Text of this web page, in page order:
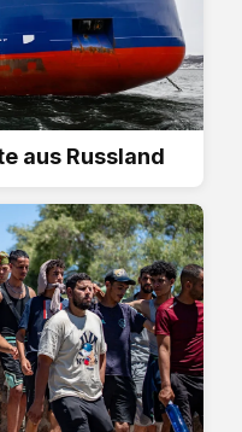
aus Russland